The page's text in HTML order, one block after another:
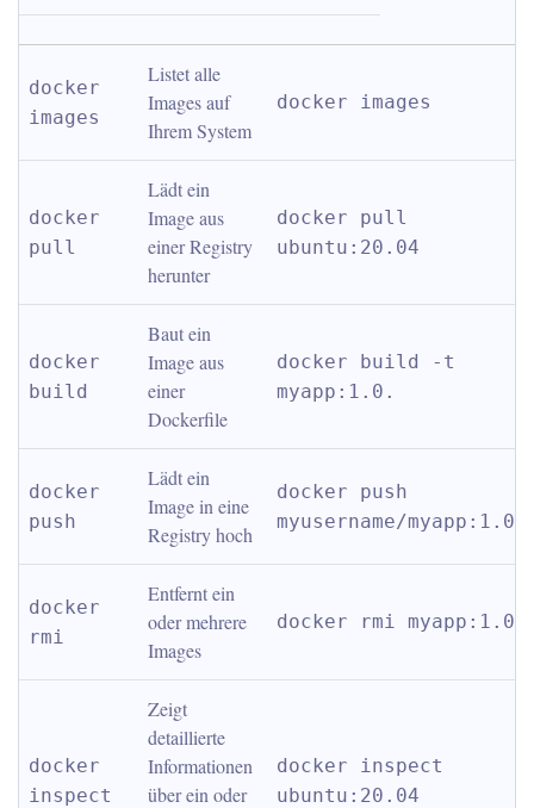
docker
images
Listet alle
Images auf
Ihrem System
docker images
docker
pull
Lädt ein
Image aus
einer Registry
herunter
docker pull
ubuntu:20.04
docker
build
Baut ein
Image aus
einer
Dockerfile
docker build -t
myapp:1.0.
docker
push
Lädt ein
Image in eine
Registry hoch
docker push
myusername/myapp:1.0
docker
rmi
Entfernt ein
oder mehrere
Images
docker rmi myapp:1.0
docker
inspect
Zeigt
detaillierte
Informationen
über ein oder
docker inspect
ubuntu:20.04